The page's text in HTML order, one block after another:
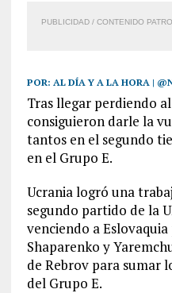
PUBLICIDAD / CONTENIDO
POR: AL DÍA Y A LA HORA |
Tras llegar perdiendo
consiguieron darle la
tantos en el segundo
en el Grupo E.
Ucrania logró una
segundo partido de la
venciendo a
Shaparenko y
de Rebrov para sumar
del Grupo E.